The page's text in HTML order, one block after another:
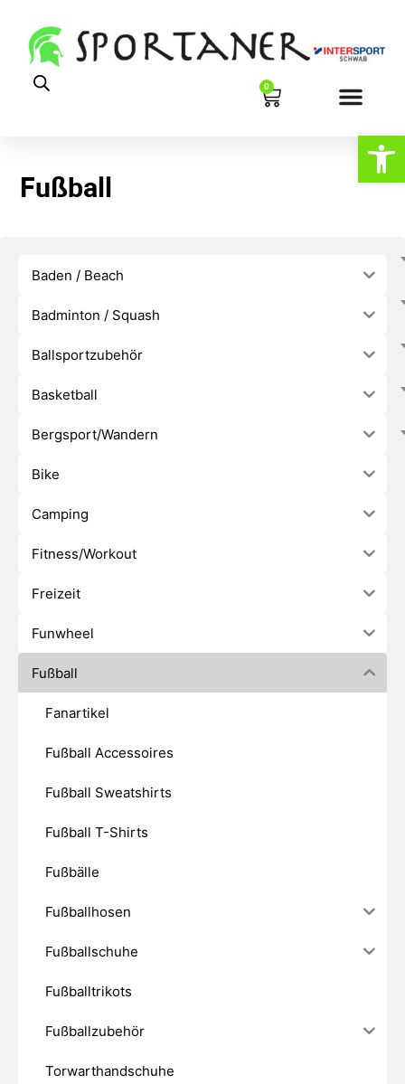
0
Fußball
Baden / Beach
Badminton / Squash
Ballsportzubehör
Basketball
Bergsport/Wandern
Bike
Camping
Fitness/Workout
Freizeit
Funwheel
Fußball
Fanartikel
Fußball Accessoires
Fußball Sweatshirts
Fußball T-Shirts
Fußbälle
Fußballhosen
Fußballschuhe
Fußballtrikots
Fußballzubehör
Torwarthandschuhe